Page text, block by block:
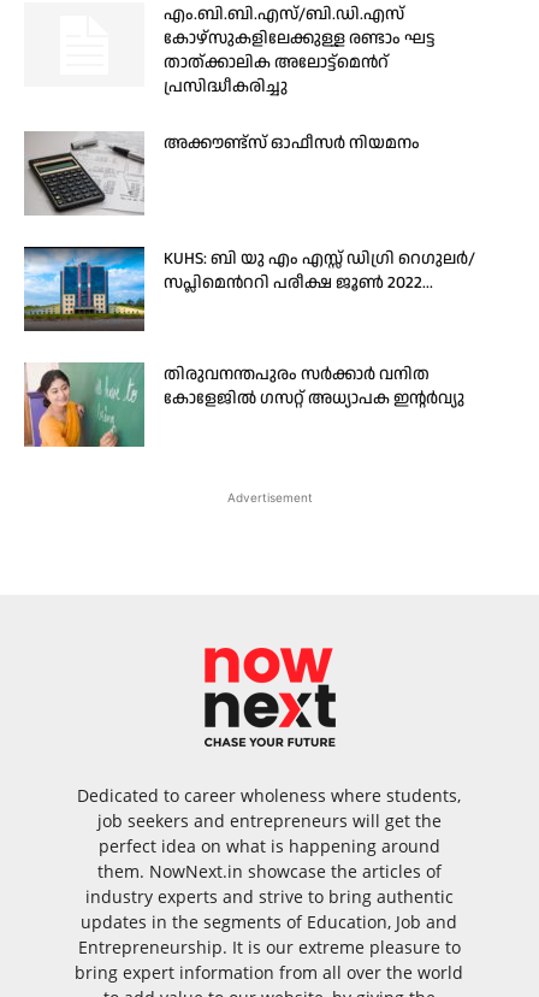
എം.ബി.ബി.എസ്/ബി.ഡി.എസ്
കോഴ്സുകളിലേക്കുള്ള രണ്ടാം ഘട്ട
താത്ക്കാലിക അലോട്ട്മെൻറ്
പ്രസിദ്ധീകരിച്ചു
അക്കൗണ്ട്‌സ് ഓഫീസർ നിയമനം
KUHS: ബി യു എം എസ്സ് ഡിഗ്രി റെഗുലർ/
സപ്ലിമെന്‍ററി പരീക്ഷ ജൂൺ 2022...
തിരുവനന്തപുരം സർക്കാർ വനിത
കോളേജിൽ ഗസറ്റ് അധ്യാപക ഇന്റർവ്യു
Advertisement
Dedicated to career wholeness where students,
job seekers and entrepreneurs will get the
perfect idea on what is happening around
them. NowNext.in showcase the articles of
industry experts and strive to bring authentic
updates in the segments of Education, Job and
Entrepreneurship. It is our extreme pleasure to
bring expert information from all over the world